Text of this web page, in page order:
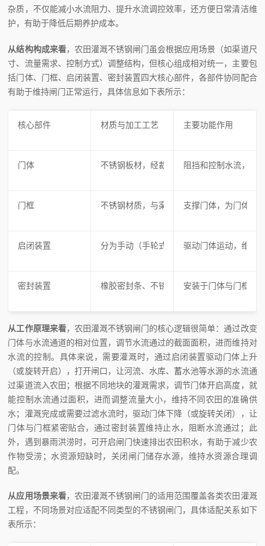
杂质，不仅能减小水流阻力、提升水流调控效率，还方便日常清洁维
护，有助于降低后期养护成本。
从结构构成来看，农田灌溉不锈钢闸门虽会根据应用场景（如渠道尺
寸、流量需求、控制方式）调整结构，但核心组成相对统一，主要包
括门体、门框、启闭装置、密封装置四大核心部件，各部件协同配合
有助于维持闸门正常运行，具体信息如下表所示：
核心部件 材质与加工工艺 主要功能作用
门体 不锈钢板材，经裁剪、折弯、焊接等工艺加
阻挡和控制水流，常
门框 不锈钢材质，与渠道墙体紧密贴合安装
支撑门体，为门体升
启闭装置 分为手动（手轮式、手摇式螺杆）和电动（
驱动门体运动，维持
密封装置 橡胶密封条、不锈钢密封件等安装于门体与门框贴
从工作原理来看，农田灌溉不锈钢闸门的核心逻辑很简单：通过改变
门体与水流通道的相对位置，调节水流通过的截面面积，进而维持对
水流的控制。具体来说，需要灌溉时，通过启闭装置驱动门体上升
（或旋转开启），打开闸口，让河流、水库、蓄水池等水源的水流通
过渠道流入农田；根据不同地块的灌溉需求，调节门体开启高度，就
能控制水流通过面积，进而调整流量大小，维持不同农田的准确供
水；灌溉完成或需要过滤水流时，驱动门体下降（或旋转关闭），让
门体与门框紧密贴合，通过密封装置维持止水，阻断水流通过；此
外，遇到暴雨洪涝时，可开启闸门快速排出农田积水，有助于减少农
作物受涝；水资源短缺时，关闭闸门储存水源，维持水资源合理调
配。
从应用场景来看，农田灌溉不锈钢闸门的适用范围覆盖各类农田灌溉
工程，不同场景对应适配不同类型的不锈钢闸门，具体适配关系如下
表所示：